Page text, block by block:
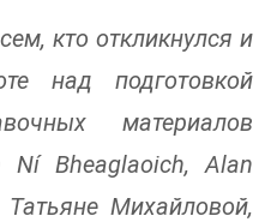
кто откликнулся и
над подготовкой
материалов
Ní Bheaglaoich, Alan
Михайловой,